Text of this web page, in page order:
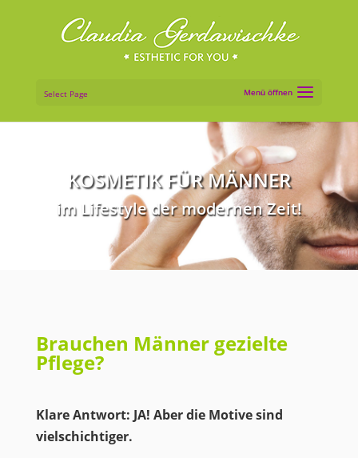
Select Page
KOSMETIK FÜR MÄNNER
im Lifestyle der modernen Zeit!
Brauchen Männer gezielte
Pflege?
Klare Antwort: JA! Aber die Motive sind
vielschichtiger.